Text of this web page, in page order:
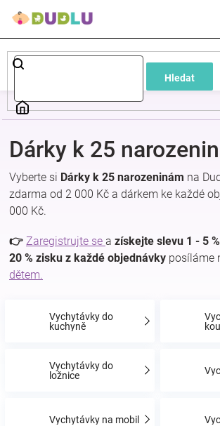
Hledat
Dětské
a
Pokojíček
a
kojenecká
Dárky k 25
Vyberte si Dárky k 25 narozeninám na
zdarma od 2 000 Kč a dárkem ke každé
000 Kč.
👉 Zaregistrujte se a získejte slevu 1 - 5 %
20 % zisku z každé objednávky posíláme
dětem.
Vychytávky do
kuchyně
Vychytávky do
ložnice
Vychytávky na mobil